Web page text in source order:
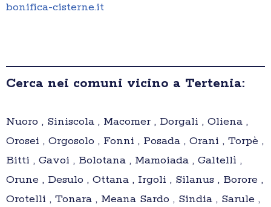
bonifica-cisterne.it
Cerca nei comuni vicino a Tertenia:
Nuoro , Siniscola , Macomer , Dorgali , Oliena ,
Orosei , Orgosolo , Fonni , Posada , Orani , Torpè ,
Bitti , Gavoi , Bolotana , Mamoiada , Galtellì ,
Orune , Desulo , Ottana , Irgoli , Silanus , Borore ,
Orotelli , Tonara , Meana Sardo , Sindia , Sarule ,